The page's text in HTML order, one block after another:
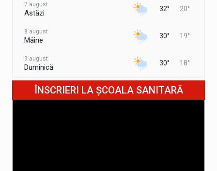
7 august
Astăzi 32° 20°
8 august
Mâine 30° 19°
9 august
Duminică 30° 18°
10 august
Luni 35° 21°
ÎNSCRIERI LA ȘCOALA SANITARĂ